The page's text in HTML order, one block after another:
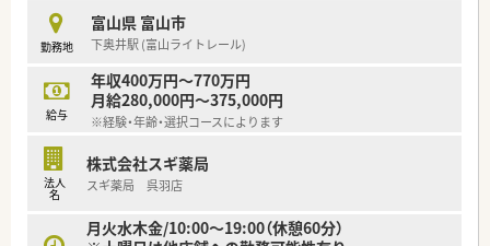
ており、ヘルプ時などにもスムーズな連携ができる体制です。
■この街で最も魅力的な薬局を創ることを理念として掲げ、マン
ツーマンを中心にきめ細やかな指導やサポートを行っていま
す。
【職場環境と雰囲気】
■複数名の薬剤師が在籍しているため相談しやすい雰囲気があ
す。
■全店で機材が統一されているため操作に迷うことが少なく、ヘ
■患者様とのコミュニケーションを大切にしており、アットホー
勤務地
富山県 富山市
下奥井駅 (富山ライトレール)
給与
年収400万円～770万円
月給280,000円～375,000円
※経験・年齢・選択コースによります
法人
名
株式会社スギ薬局
スギ薬局 呉羽店
月火水木金/10:00～19:00（休憩60分）